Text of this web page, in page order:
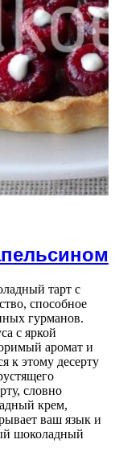
тарт с
способное
гурманов.
с яркой
аромат и
к этому десерту
словно
крем,
ваш язык и
шоколадный